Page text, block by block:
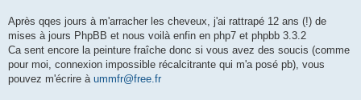
g
Après qqes jours à m'arracher les cheveux, j'ai rattrapé 12 ans (!) de
mises à jours PhpBB et nous voilà enfin en php7 et phpbb 3.3.2
Ca sent encore la peinture fraîche donc si vous avez des soucis (comme
pour moi, connexion impossible récalcitrante qui m'a posé pb), vous
pouvez m'écrire à ummfr@free.fr